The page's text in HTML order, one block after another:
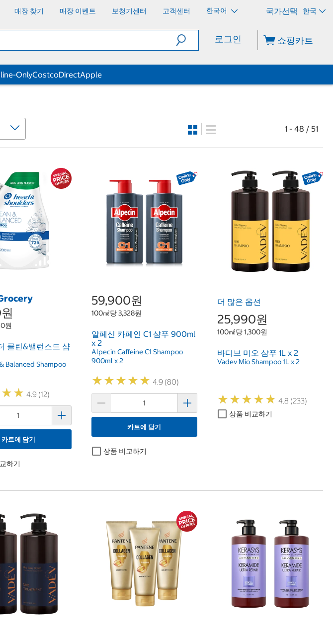
매장 찾기 매장 이벤트 보청기센터 고객센터 한국어 한국
로그인 쇼핑카트
OnlyCostcoDirectApple
1 - 48 / 51
원
클린&밸런스드 샴
Balanced Shampoo
★★
★★ 4.9 (12)
카트에 담기
하기
59,900원
100㎖당 3,328원
알페신 카페인 C1 샴푸 900ml
x 2
Alpecin Caffeine C1 Shampoo
900ml x 2
★★★★★
★★★★★ 4.9 (80)
카트에 담기
상품 비교하기
더 많은 옵션
25,990원
100㎖당 1,300원
바디브 미오 샴푸 1L x 2
Vadev Mio Shampoo 1L x 2
★★★★★
★★★★★ 4.8 (233)
상품 비교하기